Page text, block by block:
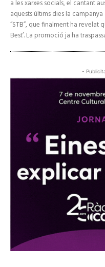
a les xarxes socials, el cantant
aquests últims dies la
“STB”, que finalment ha revelat
Best’. La promoció ja ha
-